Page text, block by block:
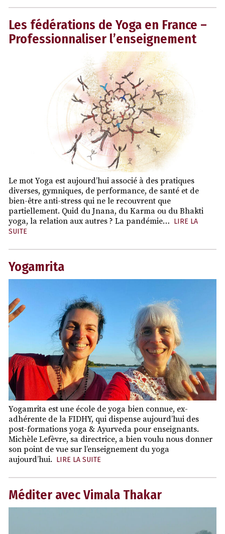
Les fédérations de Yoga en France –
Professionnaliser l’enseignement
Le mot Yoga est aujourd’hui associé à des pratiques
diverses, gymniques, de performance, de santé et de
bien-être anti-stress qui ne le recouvrent que
partiellement. Quid du Jnana, du Karma ou du Bhakti
yoga, la relation aux autres ? La pandémie… LIRE LA
SUITE
Yogamrita
Yogamrita est une école de yoga bien connue, ex-
adhérente de la FIDHY, qui dispense aujourd’hui des
post-formations yoga & Ayurveda pour enseignants.
Michèle Lefèvre, sa directrice, a bien voulu nous donner
son point de vue sur l’enseignement du yoga
aujourd’hui. LIRE LA SUITE
Méditer avec Vimala Thakar